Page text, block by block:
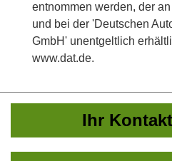
entnommen werden, der
und bei der 'Deutschen
GmbH' unentgeltlich
www.dat.de.
Ihr